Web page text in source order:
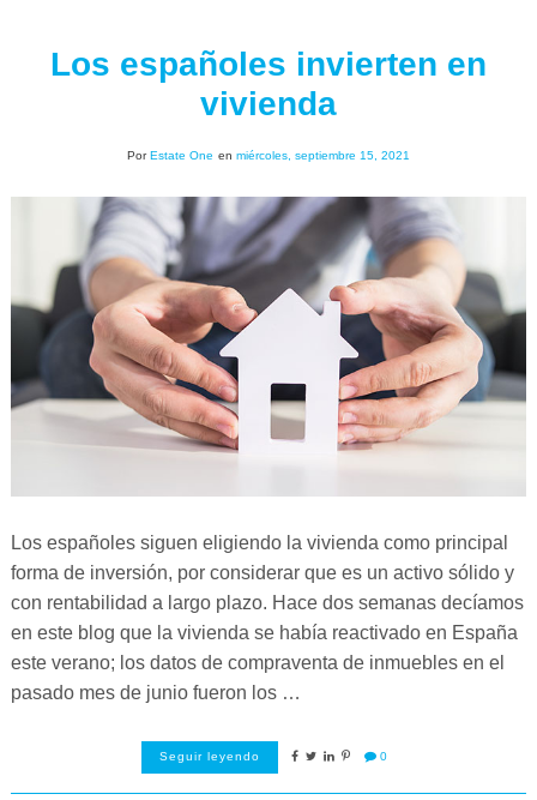
Los españoles invierten en
vivienda
PorEstate One en miércoles, septiembre 15, 2021
Los españoles siguen eligiendo la vivienda como principal
forma de inversión, por considerar que es un activo sólido y
con rentabilidad a largo plazo. Hace dos semanas decíamos
en este blog que la vivienda se había reactivado en España
este verano; los datos de compraventa de inmuebles en el
pasado mes de junio fueron los …
Seguir leyendo 0